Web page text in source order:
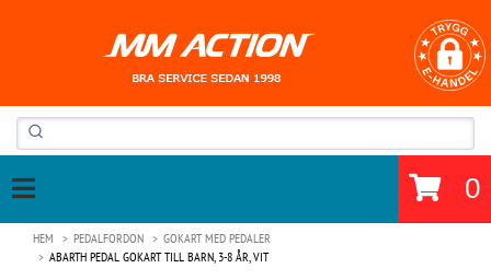
0
HEM PEDALFORDON
GOKART MED PEDALER
ABARTH PEDAL GOKART TILL BARN, 3-8 ÅR, VIT